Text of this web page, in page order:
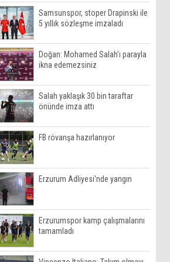
Samsunspor, stoper Drapinski ile
5 yıllık sözleşme imzaladı
Doğan: Mohamed Salah'ı parayla
ikna edemezsiniz
Salah yaklaşık 30 bin taraftar
önünde imza attı
FB rövanşa hazırlanıyor
Erzurum Adliyesi'nde yangın
Erzurumspor kamp çalışmalarını
tamamladı